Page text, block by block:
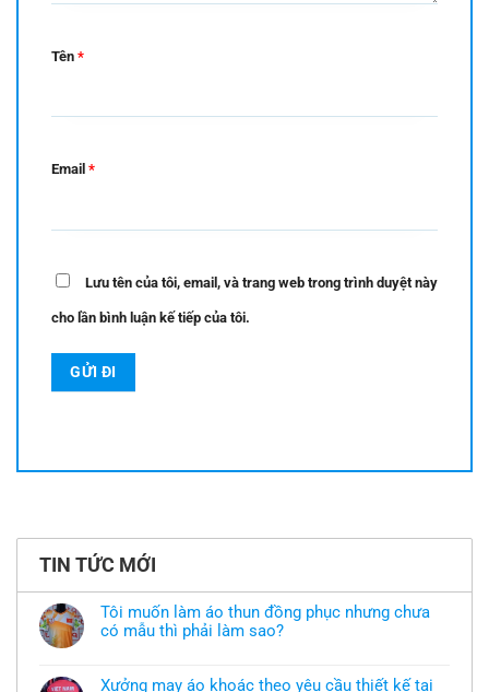
Tên *
Email *
Lưu tên của tôi, email, và trang web trong trình duyệt này
cho lần bình luận kế tiếp của tôi.
TIN TỨC MỚI
Tôi muốn làm áo thun đồng phục nhưng chưa
có mẫu thì phải làm sao?
bình
Xưởng may áo khoác theo yêu cầu thiết kế tại